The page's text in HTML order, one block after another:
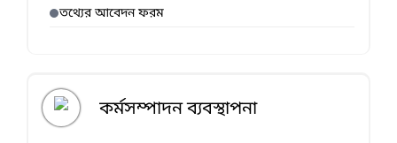
তথ্যের আবেদন ফরম
কর্মসম্পাদন ব্যবস্থাপনা